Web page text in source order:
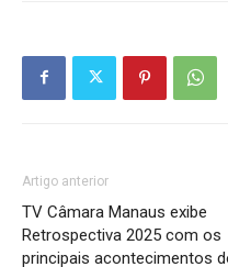
Artigo anterior
TV Câmara Manaus exibe
Retrospectiva 2025 com os
principais acontecimentos